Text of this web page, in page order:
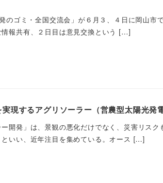
ゴミ・全国交流会」が６月３、４日に岡山市
報共有、２日目は意見交換という […]
現するアグリソーラー（営農型太陽光発
開発」は、景観の悪化だけでなく、災害リス
いい、近年注目を集めている。オース […]